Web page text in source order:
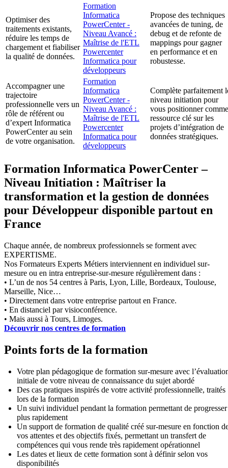
Optimiser des
traitements existants,
réduire les temps de
chargement et fiabiliser
la qualité de données.
Formation
Informatica
PowerCenter -
Niveau Avancé :
Maîtrise de l'ETL
Powercenter
Informatica pour
développeurs
Propose des techniques
avancées de tuning, de
debug et de refonte de
mappings pour gagner
en performance et en
robustesse.
Accompagner une
trajectoire
professionnelle vers un
rôle de référent ou
d’expert Informatica
PowerCenter au sein
de votre organisation.
Formation
Informatica
PowerCenter -
Niveau Avancé :
Maîtrise de l'ETL
Powercenter
Informatica pour
développeurs
Complète parfaitement
niveau initiation pour
vous positionner comme
ressource clé sur les
projets d’intégration de
données stratégiques.
Formation Informatica PowerCenter –
Niveau Initiation : Maîtriser la
transformation et la gestion de données
pour Développeur disponible partout en
France
Chaque année, de nombreux professionnels se forment avec
EXPERTISME.
Nos Formateurs Experts Métiers interviennent en individuel sur-
mesure ou en intra entreprise-sur-mesure régulièrement dans :
• L’un de nos 54 centres à Paris, Lyon, Lille, Bordeaux, Toulouse,
Marseille, Nice…
• Directement dans votre entreprise partout en France.
• En distanciel par visioconférence.
• Mais aussi à Tours, Limoges.
Découvrir nos centres de formation
Points forts de la formation
Votre plan pédagogique de formation sur-mesure avec
initiale de votre niveau de connaissance du sujet abordé
Des cas pratiques inspirés de votre activité professionnelle, traités
lors de la formation
Un suivi individuel pendant la formation permettant de progresser
plus rapidement
Un support de formation de qualité créé sur-mesure en fonction
vos attentes et des objectifs fixés, permettant un transfert de
compétences qui vous rende très rapidement opérationnel
Les dates et lieux de cette formation sont à définir selon vos
disponibilités